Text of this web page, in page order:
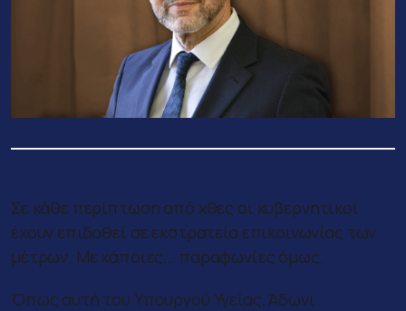
Σε κάθε περίπτωση από χθες οι κυβερνητικοί
έχουν επιδοθεί σε εκστρατεία επικοινωνίας των
μέτρων. Με κάποιες… παραφωνίες όμως.
Όπως αυτή του Υπουργού Υγείας, Άδωνι